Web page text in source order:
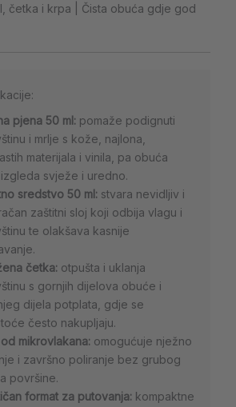
četka i krpa | Čista obuća gdje god
pjena 50 ml: pomaže podignuti
i mrlje s kože, najlona,
materijala i vinila, pa obuća
svježe i uredno.
sredstvo 50 ml: stvara nevidljiv i
zaštitni sloj koji odbija vlagu i
te olakšava kasnije
četka: otpušta i uklanja
s gornjih dijelova obuće i
dijela potplata, gdje se
često nakupljaju.
mikrovlakana: omogućuje nježno
i završno poliranje bez grubog
površine.
format za putovanja: kompaktne